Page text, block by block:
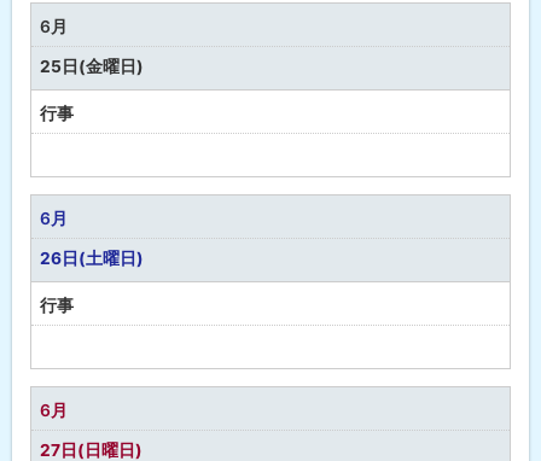
な
し
6月
25日(金曜日)
行事
定
な
し
6月
26日(土曜日)
行事
定
な
し
6月
27日(日曜日)